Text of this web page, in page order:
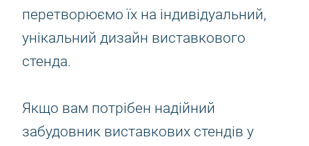
перетворюємо їх на індивідуальний,
унікальний дизайн виставкового
стенда.
Якщо вам потрібен надійний
забудовник виставкових стендів у